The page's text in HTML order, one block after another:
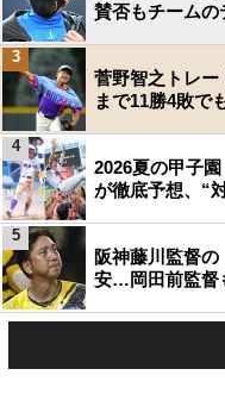
賛否もチーム
菅野智之トレ
まで11勝4敗で
3
2026夏の甲子
が徹底予想、“
4
阪神藤川監督
安…岡田前監督
5